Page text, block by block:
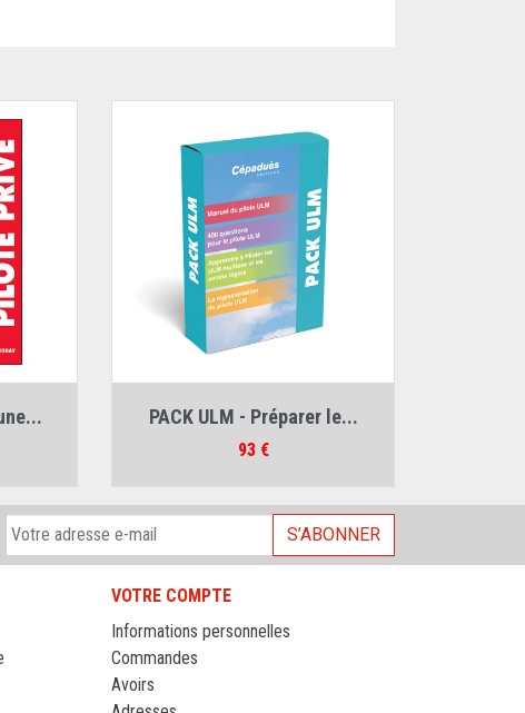
Mougery PACK ULM - Préparer le...
Prix
93 €
S’ABONNER
VOTRE COMPTE
Informations personnelles
Commandes
Avoirs